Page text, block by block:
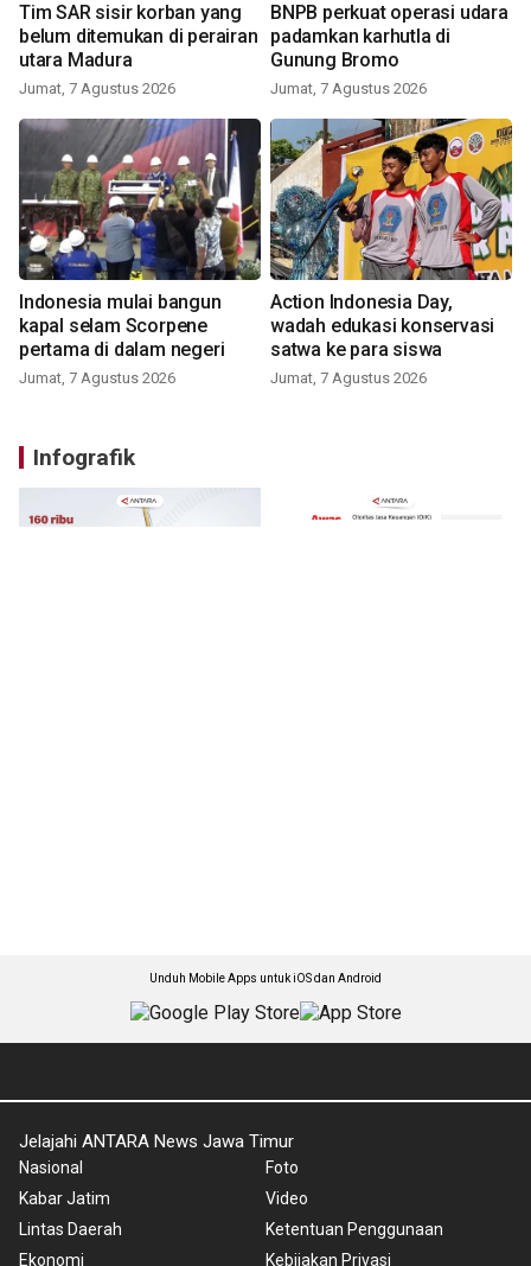
Tim SAR sisir korban yang
belum ditemukan di perairan
utara Madura
Jumat, 7 Agustus 2026
BNPB perkuat operasi udara
padamkan karhutla di
Gunung Bromo
Jumat, 7 Agustus 2026
Indonesia mulai bangun
kapal selam Scorpene
pertama di dalam negeri
Jumat, 7 Agustus 2026
Action Indonesia Day,
wadah edukasi konservasi
satwa ke para siswa
Jumat, 7 Agustus 2026
Infografik
Unduh Mobile Apps untuk iOS dan Android
Jelajahi ANTARA News Jawa Timur
Nasional
Kabar Jatim
Lintas Daerah
Ekonomi
Foto
Video
Ketentuan Penggunaan
Kebijakan Privasi